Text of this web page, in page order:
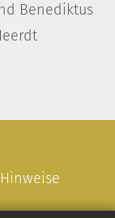
Benediktus